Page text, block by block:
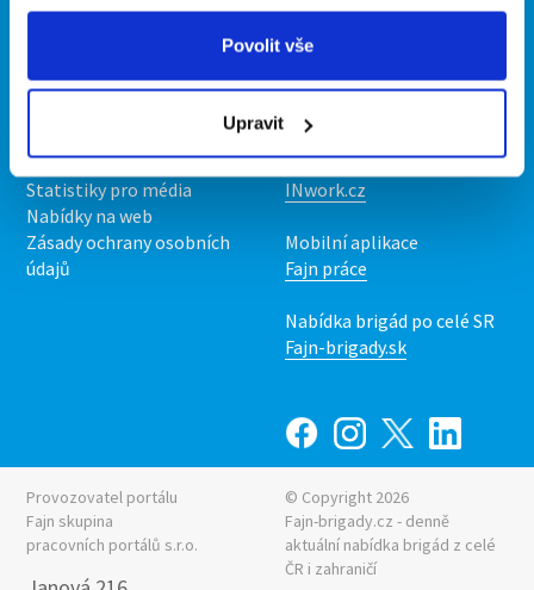
Povolit vše
Upravit
Kontakt
Upravit předvolby cookies
Statistiky pro média
Nabídky na web
Zásady ochrany osobních
údajů
Naše další projekty
Mobilní aplikace
Nabídka práce z celé ČR
INwork.cz
Mobilní aplikace
Fajn práce
Nabídka brigád po celé SR
Fajn-brigady.sk
Provozovatel portálu
Fajn skupina
pracovních portálů s.r.o.
© Copyright 2026
Fajn-brigady.cz - denně
aktuální nabídka brigád z celé
ČR i zahraničí